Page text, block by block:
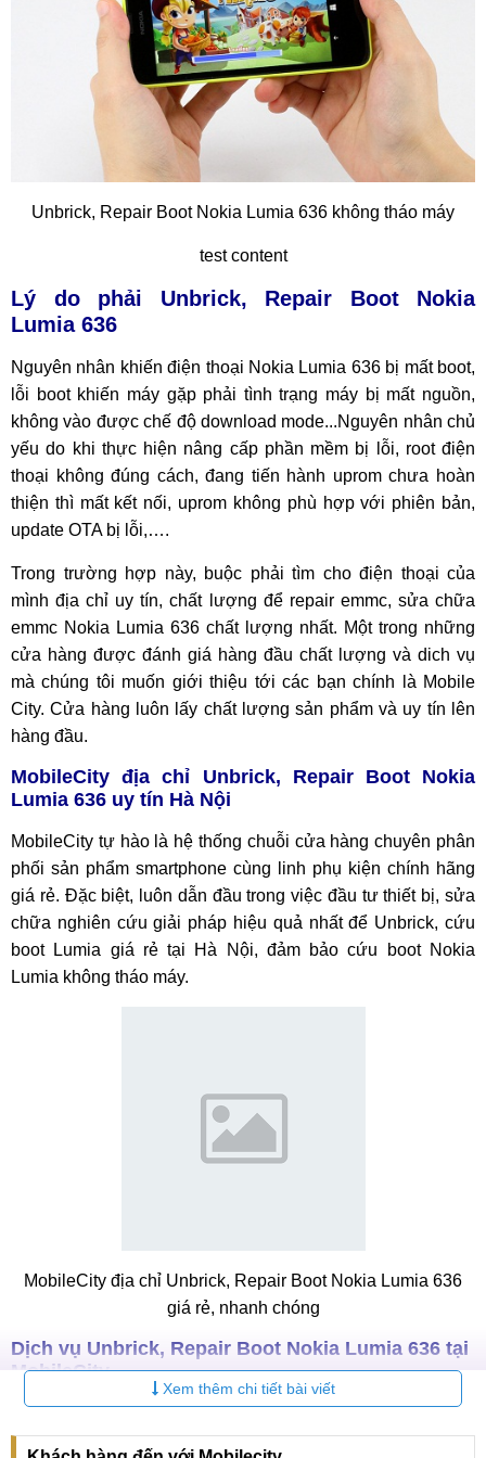
Unbrick, Repair Boot Nokia Lumia 636 không tháo máy
test content
Lý do phải Unbrick, Repair Boot Nokia
Lumia 636
Nguyên nhân khiến điện thoại Nokia Lumia 636 bị mất boot,
lỗi boot khiến máy gặp phải tình trạng máy bị mất nguồn,
không vào được chế độ download mode...Nguyên nhân chủ
yếu do khi thực hiện nâng cấp phần mềm bị lỗi, root điện
thoại không đúng cách, đang tiến hành uprom chưa hoàn
thiện thì mất kết nối, uprom không phù hợp với phiên bản,
update OTA bị lỗi,….
Trong trường hợp này, buộc phải tìm cho điện thoại của
mình địa chỉ uy tín, chất lượng để repair emmc, sửa chữa
emmc Nokia Lumia 636 chất lượng nhất. Một trong những
cửa hàng được đánh giá hàng đầu chất lượng và dich vụ
mà chúng tôi muốn giới thiệu tới các bạn chính là Mobile
City. Cửa hàng luôn lấy chất lượng sản phẩm và uy tín lên
hàng đầu.
MobileCity địa chỉ
Unbrick, Repair Boot Nokia
Lumia 636 uy tín Hà Nội
MobileCity tự hào là hệ thống chuỗi cửa hàng chuyên phân
phối sản phẩm smartphone cùng linh phụ kiện chính hãng
giá rẻ. Đặc biệt, luôn dẫn đầu trong việc đầu tư thiết bị, sửa
chữa nghiên cứu giải pháp hiệu quả nhất để Unbrick, cứu
boot Lumia giá rẻ tại Hà Nội, đảm bảo cứu boot Nokia
Lumia không tháo máy.
MobileCity địa chỉ Unbrick, Repair Boot Nokia Lumia 636
giá rẻ, nhanh chóng
Dịch vụ Unbrick, Repair Boot Nokia Lumia 636 tại
MobileCity
Unbrick Nokia Lumia không tháo máy
Sau khi Unbrick, Repair Boot mọi chức năng sử dụng
Xem thêm chi tiết bài viết